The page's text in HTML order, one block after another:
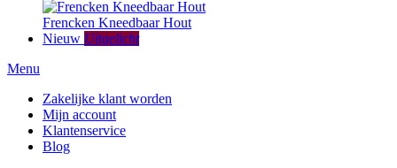
Frencken Kneedbaar Hout
Nieuw Uitgelicht
Menu
Zakelijke klant worden
Mijn account
Klantenservice
Blog